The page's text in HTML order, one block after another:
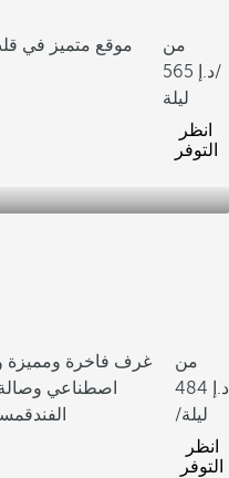
موقع متميز في
من
565
/
ليلة
انظر
التوفر
غرف فاخرة ومميزة
اصطناعي
الفندق
من
484
/ليلة
انظر
التوفر